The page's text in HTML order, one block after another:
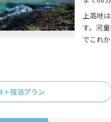
上高地
す。河
でこれ
＋宿泊プラン